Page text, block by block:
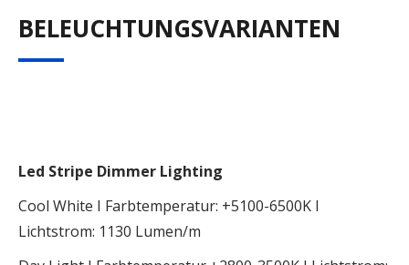
BELEUCHTUNGSVARIANTEN
Led Stripe Dimmer Lighting
Cool White I Farbtemperatur: +5100-6500K I
Lichtstrom: 1130 Lumen/m